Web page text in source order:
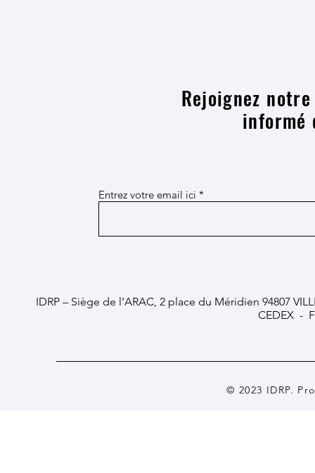
Rejoignez
informé
Entrez votre email ici
IDRP – Siège de l’ARAC, 2 place du Méridien 94807
CEDEX -
© 2023 IDRP.